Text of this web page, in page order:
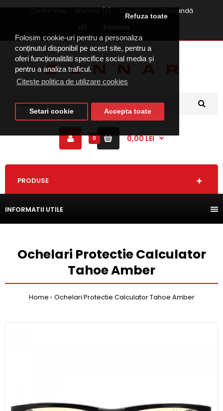
Folosim cookie-uri pentru a personaliza
conținutul disponibil pe acest site, pentru a
oferi funcționalităti specifice social media și
pentru a analiza traficul.
Citeste politica de utilizare cookies
Refuza toate
Setari cookie Accepta toate
Comandă
0 0,00 LEI
PRODUSE
INFORMATII UTILE
Ochelari Protectie Calculator
Tahoe Amber
Home Ochelari Protectie Calculator Tahoe Amber